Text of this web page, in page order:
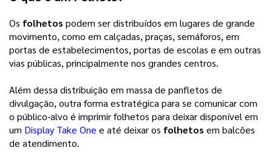
Os folhetos podem ser distribuídos em lugares de grande
movimento, como em calçadas, praças, semáforos, em
portas de estabelecimentos, portas de escolas e em outras
vias públicas, principalmente nos grandes centros.
Além dessa distribuição em massa de panfletos de
divulgação, outra forma estratégica para se comunicar com
o público-alvo é imprimir folhetos para deixar disponível em
um Display Take One e até deixar os folhetos em balcões
de atendimento.